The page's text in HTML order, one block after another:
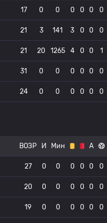
17 0 0 0 0 0 0
21 3 141 3 0 0 0
21 20 1265 4 0 0 1
31 0 0 0 0 0 0
24 0 0 0 0 0 0
ВОЗР И Мин А
27 0 0 0 0 0 0
20 0 0 0 0 0 0
19 0 0 0 0 0 0